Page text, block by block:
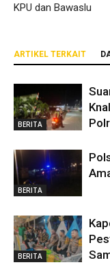
KPU dan Bawaslu
ARTIKEL TERKAIT
BERITA
BERITA
BERITA